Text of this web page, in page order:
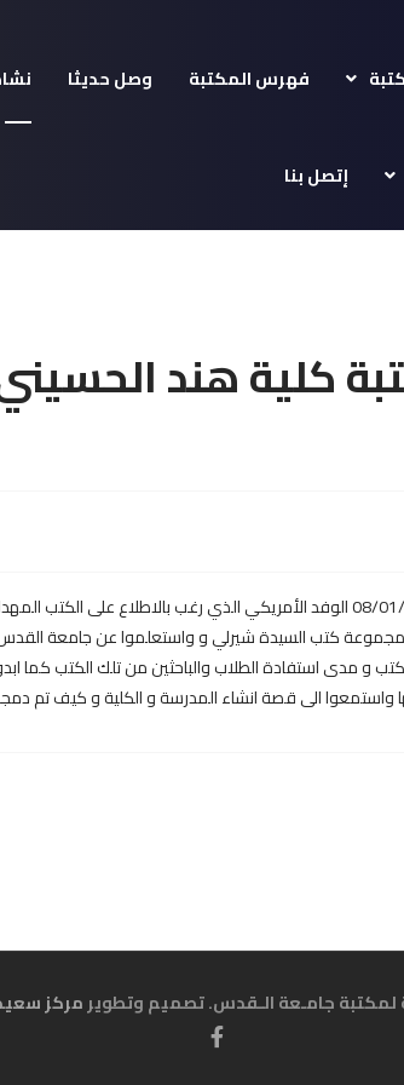
فهرس المكتبة وصل حديثا
إتصل بنا
كلية هند
استقبلت الأخت جيهان الحسيني و الأخت عفاف أسعد يوم الأربعاء 08/01/2014
كتب السيدة شيرلي و واستعلموا عن جامعة القدس
و مدى استفادة الطلاب والباحثين من تلك الكتب كما
واستمعوا الى قصة انشاء المدرسة و الكلية و كيف
مركز